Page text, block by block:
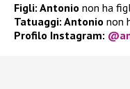
Figli: Antonio non ha
Tatuaggi: Antonio non
Profilo Instagram: